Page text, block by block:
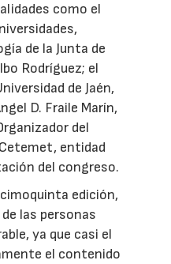
como el
de la Junta de
Rodríguez; el
de Jaén,
D. Fraile Marín,
del
entidad
del congreso.
edición,
las personas
ya que casi el
el contenido